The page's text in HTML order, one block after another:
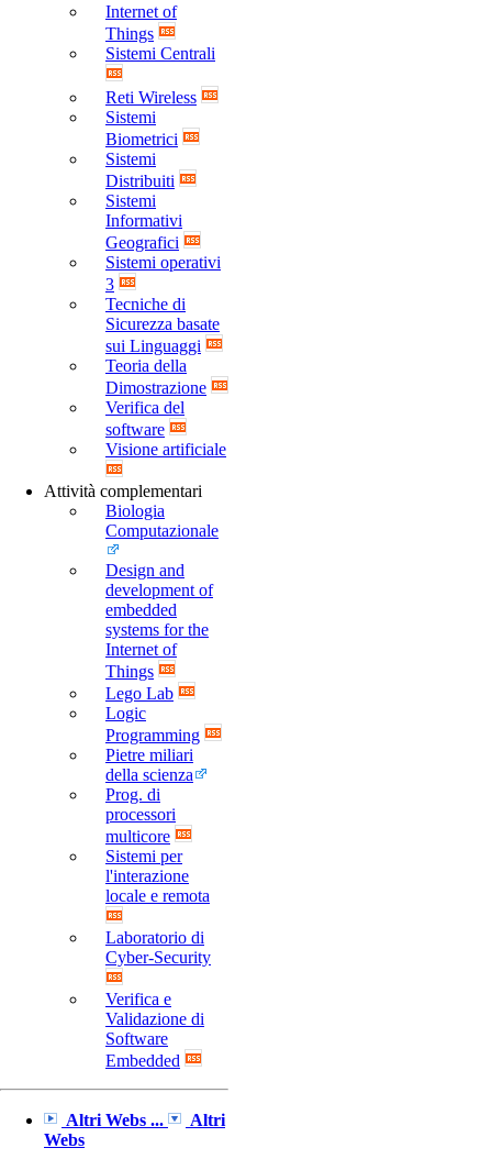
Internet of
Things
Sistemi Centrali
Reti Wireless
Sistemi
Biometrici
Sistemi
Distribuiti
Sistemi
Informativi
Geografici
Sistemi operativi
3
Tecniche di
Sicurezza basate
sui Linguaggi
Teoria della
Dimostrazione
Verifica del
software
Visione artificiale
Attività complementari
Biologia
Computazionale
Design and
development of
embedded
systems for the
Internet of
Things
Lego Lab
Logic
Programming
Pietre miliari
della scienza
Prog. di
processori
multicore
Sistemi per
l'interazione
locale e remota
Laboratorio di
Cyber-Security
Verifica e
Validazione di
Software
Embedded
Altri Webs ...
Altri
Webs